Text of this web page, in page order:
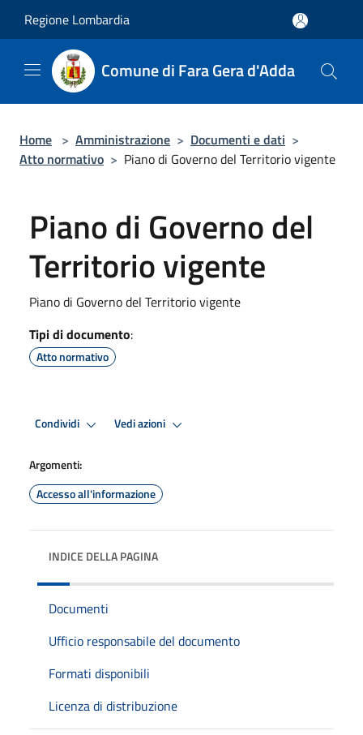
Regione Lombardia
Comune di Fara Gera d'Adda
Home > Amministrazione > Documenti e dati >
Atto normativo > Piano di Governo del Territorio vigente
Piano di Governo del
Territorio vigente
Piano di Governo del Territorio vigente
Tipi di documento:
Atto normativo
Condividi Vedi azioni
Argomenti:
Accesso all'informazione
INDICE DELLA PAGINA
Documenti
Ufficio responsabile del documento
Formati disponibili
Licenza di distribuzione